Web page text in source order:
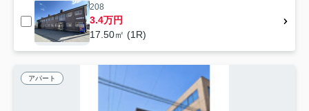
208
3.4万円
17.50㎡ (1R)
アパート